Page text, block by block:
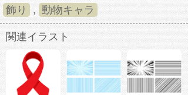
飾り , 動物キャラ
関連イラスト